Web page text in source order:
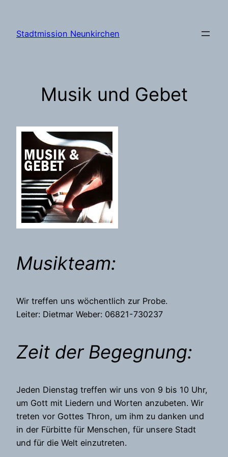
springen
Stadtmission Neunkirchen
Musik und Gebet
Musikteam:
Wir treffen uns wöchentlich zur Probe.
Leiter: Dietmar Weber: 06821-730237
Zeit der Begegnung:
Jeden Dienstag treffen wir uns von 9 bis 10 Uhr,
um Gott mit Liedern und Worten anzubeten. Wir
treten vor Gottes Thron, um ihm zu danken und
in der Fürbitte für Menschen, für unsere Stadt
und für die Welt einzutreten.